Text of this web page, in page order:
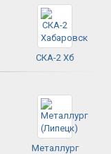
СКА-2 Хб
Металлург